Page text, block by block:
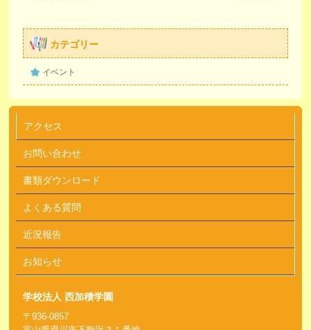
カテゴリー
イベント
アクセス
お問い合わせ
書類ダウンロード
よくある質問
近況報告
お知らせ
学校法人 西加積学園
〒936-0857